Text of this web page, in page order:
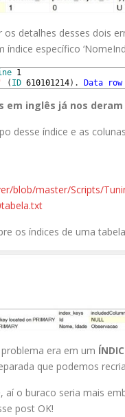
detalhes desses dois
específico
1
( ID 610101214) . Data row
em inglês já nos
desse índice e as
blob/master/Scripts/
os índices de uma
era em um
que podemos
, aí o buraco seria mais
post OK!